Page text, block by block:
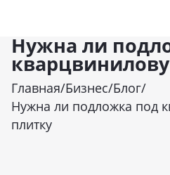
Нужна ли
Главная/Бизнес/Блог/
Нужна ли подложка под
плитку